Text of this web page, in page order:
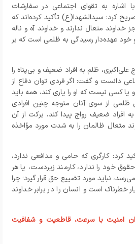
به تقوای اجتماعی در سفارشات
کرد: سیدالشهدا(ع) تأکید کرده‌اند که
خداوند متعال ندارند و خداوند آه و ناله
خود عهده‌دار رسیدگی به ظلمی است که بر
ظلم به افراد ضعیف و بی‌پناه را
دانست و گفت: اگر فردی توان دفاع از
کسی نیست که او را یاری کند، همه باید
ظلمی از سوی آنان متوجه چنین افرادی
افراد ضعیف رواج پیدا کند، برکت از آن
متعال ظالمان را به شدت مورد مؤاخذه
کرد: کارگری که حامی و مدافعی ندارد،
خود را ندارد، کارمند زیردست، یا هر
نباید مورد تضییع حق قرار گیرد؛ چرا
خطرناک است و انسان را در برابر خداوند
امنیت با سرعت، قاطعیت و شفافیت